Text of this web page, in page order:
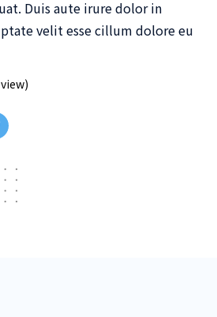
Duis aute irure dolor in
velit esse cillum dolore eu